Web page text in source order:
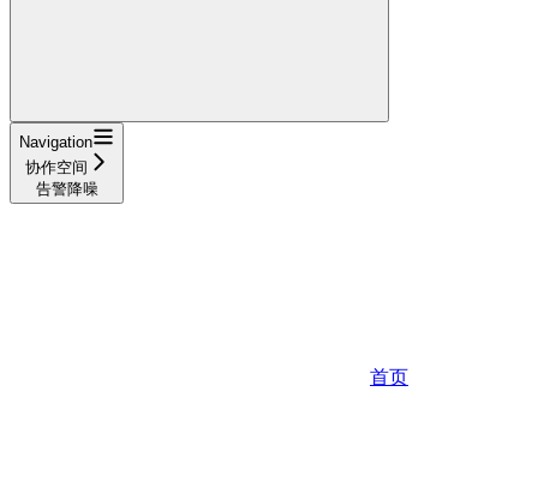
Navigation
协作空间
告警降噪
首页